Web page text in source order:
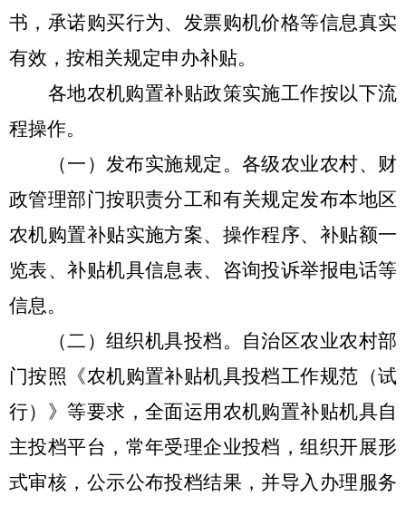
书，承诺购买行为、发票购机价格等信息真实
有效，按相关规定申办补贴。
各地农机购置补贴政策实施工作按以下流
程操作。
（一）发布实施规定。 各级农业农村、财
政管理部门按职责分工和有关规定发布本地区
农机购置补贴实施方案、操作程序、补贴额一
览表、补贴机具信息表、咨询投诉举报电话等
信息。
（二）组织机具投档。 自治区农业农村部
门按照《农机购置补贴机具投档工作规范（试
行）》等要求，全面运用农机购置补贴机具自
主投档平台，常年受理企业投档，组织开展形
式审核，公示公布投档结果，并导入办理服务